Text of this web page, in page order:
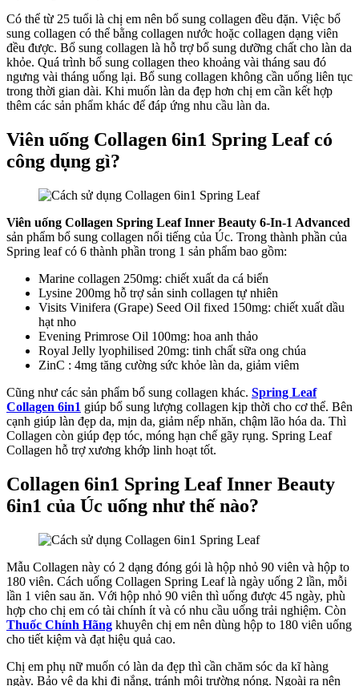
Có thể từ 25 tuổi là chị em nên bổ sung collagen đều đặn. Việc bổ
sung collagen có thể bằng collagen nước hoặc collagen dạng viên
đều được. Bổ sung collagen là hỗ trợ bổ sung dưỡng chất cho làn da
khỏe. Quá trình bổ sung collagen theo khoảng vài tháng sau đó
ngưng vài tháng uống lại. Bổ sung collagen không cần uống liên tục
trong thời gian dài. Khi muốn làn da đẹp hơn chị em cần kết hợp
thêm các sản phẩm khác để đáp ứng nhu cầu làn da.
Viên uống Collagen 6in1 Spring Leaf có
công dụng gì?
Viên uống Collagen Spring Leaf Inner Beauty 6-In-1 Advanced
sản phẩm bổ sung collagen nổi tiếng của Úc. Trong thành phần của
Spring leaf có 6 thành phần trong 1 sản phẩm bao gồm:
Marine collagen 250mg: chiết xuất da cá biển
Lysine 200mg hỗ trợ sản sinh collagen tự nhiên
Visits Vinifera (Grape) Seed Oil fixed 150mg: chiết xuất dầu
hạt nho
Evening Primrose Oil 100mg: hoa anh thảo
Royal Jelly lyophilised 20mg: tinh chất sữa ong chúa
ZinC : 4mg tăng cường sức khỏe làn da, giảm viêm
Cũng như các sản phẩm bổ sung collagen khác. Spring Leaf
Collagen 6in1 giúp bổ sung lượng collagen kịp thời cho cơ thể. Bên
cạnh giúp làn đẹp da, mịn da, giảm nếp nhăn, chậm lão hóa da. Thì
Collagen còn giúp đẹp tóc, móng hạn chế gãy rụng. Spring Leaf
Collagen hỗ trợ xương khớp linh hoạt tốt.
Collagen 6in1 Spring Leaf Inner Beauty
6in1 của Úc uống như thế nào?
Mẫu Collagen này có 2 dạng đóng gói là hộp nhỏ 90 viên và hộp to
180 viên. Cách uống Collagen Spring Leaf là ngày uống 2 lần, mỗi
lần 1 viên sau ăn. Với hộp nhỏ 90 viên thì uống được 45 ngày, phù
hợp cho chị em có tài chính ít và có nhu cầu uống trải nghiệm. Còn
Thuốc Chính Hãng khuyên chị em nên dùng hộp to 180 viên uống
cho tiết kiệm và đạt hiệu quả cao.
Chị em phụ nữ muốn có làn da đẹp thì cần chăm sóc da kĩ hàng
ngày. Bảo vệ da khi đi nắng, tránh môi trường nóng. Ngoài ra nên